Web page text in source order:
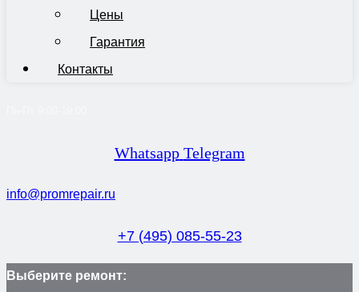
Цены
Гарантия
Контакты
Whatsapp Telegram
info@promrepair.ru
+7 (495) 085-55-23
Выберите ремонт: